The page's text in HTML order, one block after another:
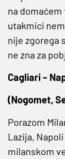
na
utakmici
nije zgorega
ne zna za
Cagliari –
(Nogomet,
Porazom
Lazija,
milanskom